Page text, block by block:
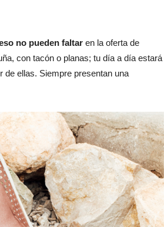
no pueden faltar en la oferta de
con tacón o planas; tu día a día estará
de ellas. Siempre presentan una